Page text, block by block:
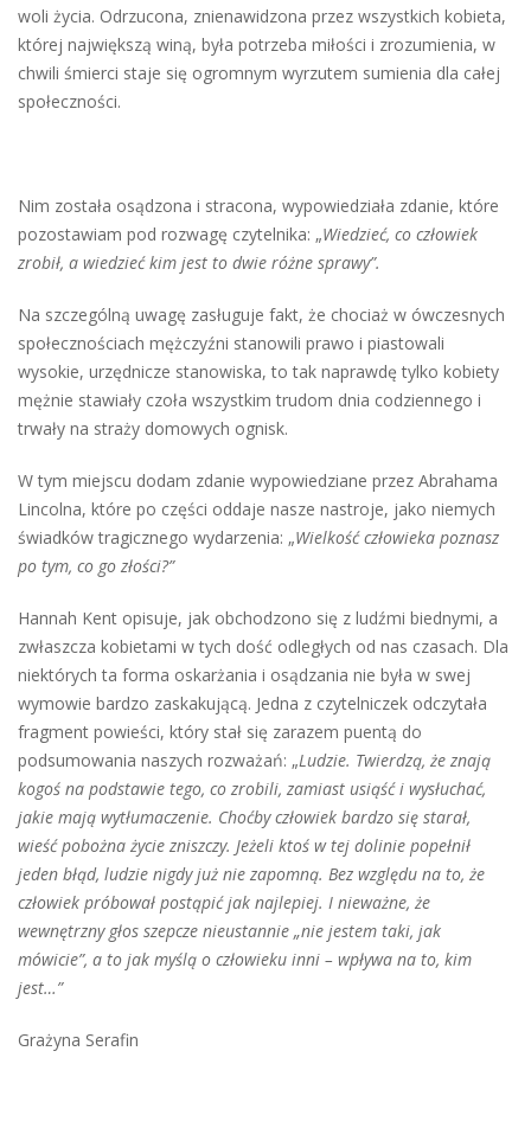
woli życia. Odrzucona, znienawidzona przez wszystkich kobieta,
której największą winą, była potrzeba miłości i zrozumienia, w
chwili śmierci staje się ogromnym wyrzutem sumienia dla całej
społeczności.
Nim została osądzona i stracona, wypowiedziała zdanie, które
pozostawiam pod rozwagę czytelnika: „Wiedzieć, co człowiek
zrobił, a wiedzieć kim jest to dwie różne sprawy”.
Na szczególną uwagę zasługuje fakt, że chociaż w ówczesnych
społecznościach mężczyźni stanowili prawo i piastowali
wysokie, urzędnicze stanowiska, to tak naprawdę tylko kobiety
mężnie stawiały czoła wszystkim trudom dnia codziennego i
trwały na straży domowych ognisk.
W tym miejscu dodam zdanie wypowiedziane przez Abrahama
Lincolna, które po części oddaje nasze nastroje, jako niemych
świadków tragicznego wydarzenia: „Wielkość człowieka poznasz
po tym, co go złości?”
Hannah Kent opisuje, jak obchodzono się z ludźmi biednymi, a
zwłaszcza kobietami w tych dość odległych od nas czasach. Dla
niektórych ta forma oskarżania i osądzania nie była w swej
wymowie bardzo zaskakującą. Jedna z czytelniczek odczytała
fragment powieści, który stał się zarazem puentą do
podsumowania naszych rozważań: „Ludzie. Twierdzą, że znają
kogoś na podstawie tego, co zrobili, zamiast usiąść i wysłuchać,
jakie mają wytłumaczenie. Choćby człowiek bardzo się starał,
wieść pobożna życie zniszczy. Jeżeli ktoś w tej dolinie popełnił
jeden błąd, ludzie nigdy już nie zapomną. Bez względu na to, że
człowiek próbował postąpić jak najlepiej. I nieważne, że
wewnętrzny głos szepcze nieustannie „nie jestem taki, jak
mówicie”, a to jak myślą o człowieku inni – wpływa na to, kim
jest…”
Grażyna Serafin